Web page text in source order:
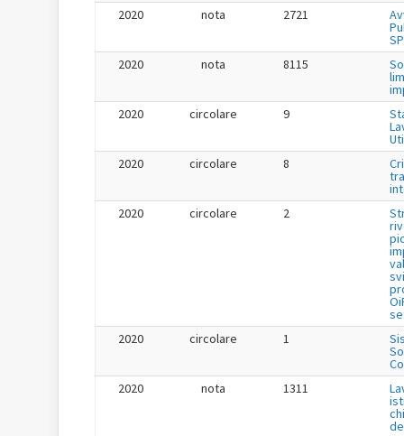
2020
nota 2721
2020
nota 8115
2020
circolare 9
2020
circolare 8
2020
circolare 2
2020
circolare 1
2020
nota 1311